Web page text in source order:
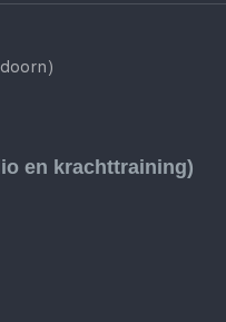
en krachttraining)